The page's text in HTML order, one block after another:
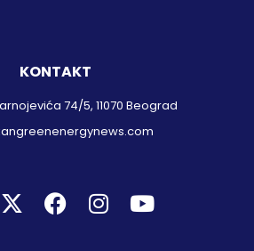
KONTAKT
74/5, 11070 Beograd